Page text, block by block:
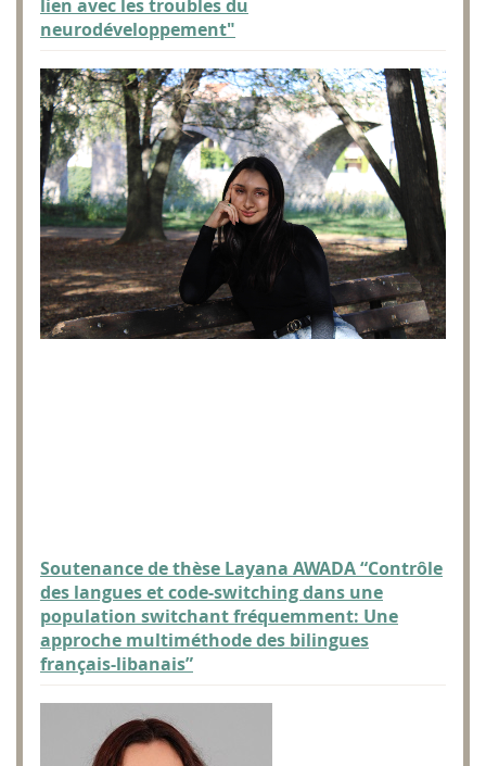
lien avec les troubles du
neurodéveloppement"
Soutenance de thèse Layana AWADA “Contrôle
des langues et code-switching dans une
population switchant fréquemment: Une
approche multiméthode des bilingues
français-libanais”